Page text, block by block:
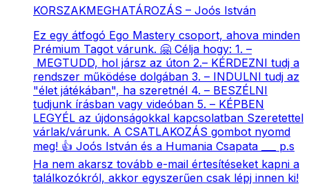
KORSZAKMEGHATÁROZÁS – Joós István
Ez egy átfogó Ego Mastery csoport, ahova minden
Prémium Tagot várunk. 🤗 Célja hogy: 1. –
MEGTUDD, hol jársz az úton 2.– KÉRDEZNI tudj a
rendszer működése dolgában 3. – INDULNI tudj az
"élet játékában", ha szeretnél 4. – BESZÉLNI
tudjunk írásban vagy videóban 5. – KÉPBEN
LEGYÉL az újdonságokkal kapcsolatban Szeretettel
várlak/várunk. A CSATLAKOZÁS gombot nyomd
meg! 👍 Joós István és a Humania Csapata ___ p.s
Ha nem akarsz tovább e-mail értesítéseket kapni a
találkozókról, akkor egyszerűen csak lépj innen ki!